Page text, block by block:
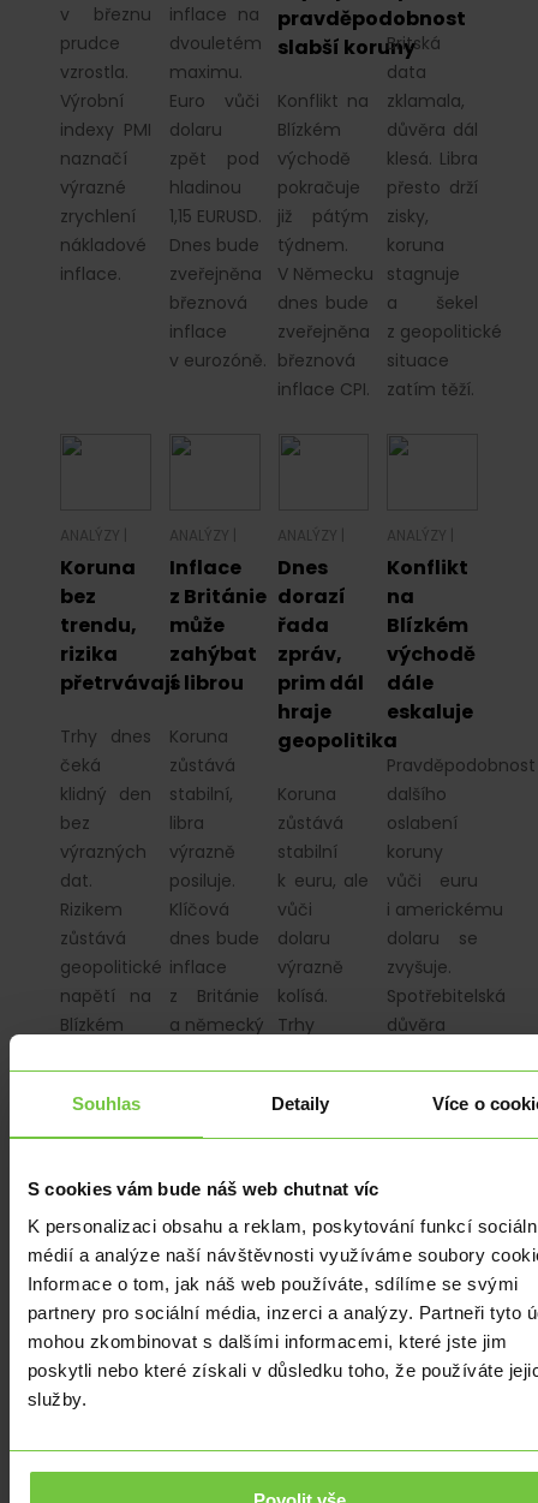
Souhlas Detaily Více o
S cookies vám bude náš web chutnat víc
K personalizaci obsahu a reklam, poskytování funkcí
médií a analýze naší návštěvnosti využíváme soubory
Informace o tom, jak náš web používáte, sdílíme se svými
partnery pro sociální média, inzerci a analýzy. Partneři tyto
mohou zkombinovat s dalšími informacemi, které jste jim
poskytli nebo které získali v důsledku toho, že používáte
služby.
v březnu
prudce
vzrostla.
Výrobní
indexy PMI
naznačí
výrazné
zrychlení
nákladové
inflace.
inflace na
dvouletém
maximu.
Euro vůči
dolaru
zpět pod
hladinou
1,15 EURUSD.
Dnes bude
zveřejněna
březnová
inflace
v eurozóně.
pravděpodobnost
slabší koruny
Konflikt na
Blízkém
východě
pokračuje
již pátým
týdnem.
V Německu
dnes bude
zveřejněna
březnová
inflace CPI.
Britská
data
zklamala,
důvěra dál
klesá. Libra
přesto drží
zisky,
koruna
stagnuje
a šekel
z geopolitické
situace
zatím těží.
ANALÝZY
Koruna
bez
trendu,
rizika
přetrvávají
Trhy dnes
čeká
klidný den
bez
výrazných
dat.
Rizikem
zůstává
geopolitické
napětí na
Blízkém
ANALÝZY
Inflace
z Británie
může
zahýbat
s librou
Koruna
zůstává
stabilní,
libra
výrazně
posiluje.
Klíčová
dnes bude
inflace
z Británie
a německý
ANALÝZY
Dnes
dorazí
řada
zpráv,
prim dál
hraje
geopolitika
Koruna
zůstává
stabilní
k euru, ale
vůči
dolaru
výrazně
kolísá.
Trhy
a čekají
na
ANALÝZY
Konflikt
na
Blízkém
východě
dále
eskaluje
Pravděpodobnost
dalšího
oslabení
koruny
vůči euru
i americkému
dolaru se
zvyšuje.
Spotřebitelská
důvěra
v návaznosti…
ANALÝZY|
ČNB na
březnovém
zasedání
ANALÝZY|
Česká
národní
ANALÝZY|
Zasedání
amerického
„počkáme
ANALÝZY|
Začátek
nového